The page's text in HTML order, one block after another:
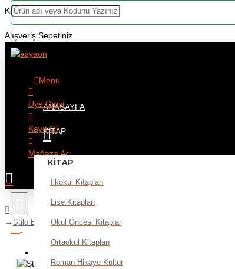
Kategoriler
Alışveriş Sepetiniz
Menu
ANASAYFA
KITAP
KITAP
İlkokul Kitapları
Lise Kitapları
Okul Öncesi Kitaplar
Ortaokul Kitapları
Roman Hikaye Kültür
Üye Girişi
Kayıt Ol
Mağaza Aç
Stilo Bant Makinası Maxi Kırmızı